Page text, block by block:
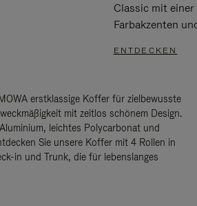
Classic mit
Farbakzenten
ENTDECKEN
erstklassige Koffer für zielbewusste
mit zeitlos schönem Design.
leichtes Polycarbonat und
Sie unsere Koffer mit 4 Rollen in
in und Trunk, die für lebenslanges